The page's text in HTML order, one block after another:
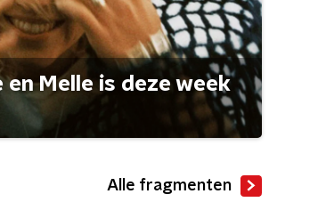
en Melle is deze week
Alle fragmenten